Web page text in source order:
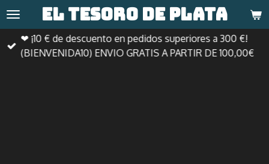
Ir
al
contenido
principal
El tesoro de plata
❤ ¡10 € de descuento en pedidos superiores a 300 €!
(BIENVENIDA10) ENVIO GRATIS A PARTIR DE 100,00€